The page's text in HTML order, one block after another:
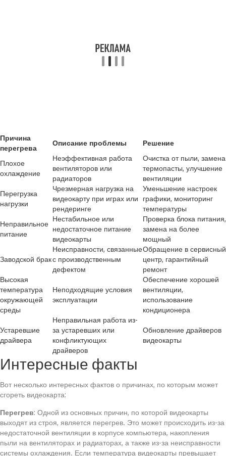
Причина
перегрева
Описание проблемы Решение
Плохое
охлаждение
Неэффективная работа
вентиляторов или
радиаторов
Очистка от пыли, замена
термопасты, улучшение
вентиляции
Перегрузка
нагрузки
Чрезмерная нагрузка на
видеокарту при играх или
рендеринге
Уменьшение настроек
графики, мониторинг
температуры
Неправильное
питание
Нестабильное или
недостаточное питание
видеокарты
Проверка блока питания,
замена на более
мощный
Заводской брак
Неисправности, связанные
с производственным
дефектом
Обращение в сервисный
центр, гарантийный
ремонт
Высокая
температура
окружающей
среды
Неподходящие условия
эксплуатации
Обеспечение хорошей
вентиляции,
использование
кондиционера
Устаревшие
драйвера
Неправильная работа из-
за устаревших или
конфликтующих
драйверов
Обновление драйверов
видеокарты
Интересные факты
Вот несколько интересных фактов о причинах, по которым может
сгореть видеокарта:
Перегрев: Одной из основных причин, по которой видеокарты
выходят из строя, является перегрев. Это может происходить из-за
недостаточной вентиляции в корпусе компьютера, накопления
пыли на вентиляторах и радиаторах, а также из-за неисправности
системы охлаждения. Если температура видеокарты превышает